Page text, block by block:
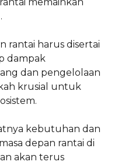
rantai harus disertai
dampak
dan pengelolaan
krusial untuk
kebutuhan dan
depan rantai di
akan terus